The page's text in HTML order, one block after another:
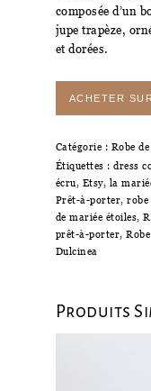
composée d’un
jupe trapèze,
et dorées.
ACHETER
Catégorie : Robe
Étiquettes : dress
écru, Etsy, la
Prêt-à-porter, robe
de mariée étoiles,
prêt-à-porter,
Dulcinea
Produits